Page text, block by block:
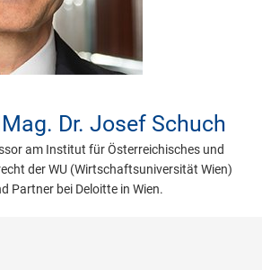
Dr. Josef Schuch
am Institut für Österreichisches und
der WU (Wirtschaftsuniversität Wien)
Partner bei Deloitte in Wien.